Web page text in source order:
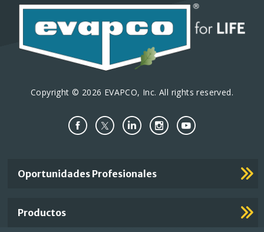
Copyright © 2026 EVAPCO, Inc. All rights reserved.
Important
Footer
Oportunidades Profesionales
Productos